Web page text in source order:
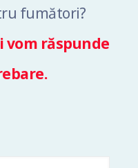
fumători?
vom răspunde